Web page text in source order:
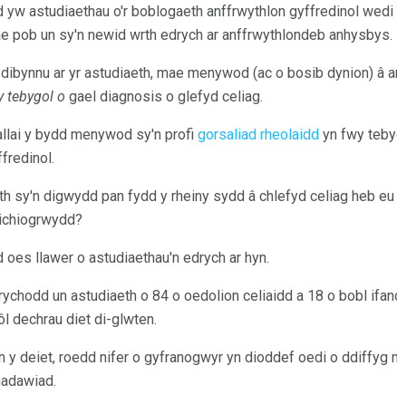
yw astudiaethau o'r boblogaeth anffrwythlon gyffredinol
pob un sy'n newid wrth edrych ar anffrwythlondeb anhysbys.
ar yr astudiaeth, mae menywod (ac o bosib dynion) â
tebygol o gael diagnosis o glefyd celiag.
y bydd menywod sy'n profi gorsaliad rheolaidd yn fwy
sy'n digwydd pan fydd y rheiny sydd â chlefyd celiag heb
oes llawer o astudiaethau'n edrych ar hyn.
un astudiaeth o 84 o oedolion celiaidd a 18 o bobl
dechrau diet di-glwten.
y deiet, roedd nifer o gyfranogwyr yn dioddef oedi o ddiffyg